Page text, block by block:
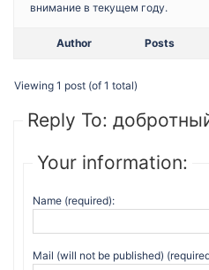
внимание в текущем году.
Author Posts
Viewing 1 post (of 1 total)
Reply To:
Your information:
Name (required):
Mail (will not be published)